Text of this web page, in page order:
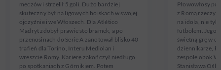
meczów i strzelił 5 goli. Dużo bardziej
skuteczny był na ligowych boiskach w swojej
ojczyźnie i we Włoszech. Dla Atlético
Madryt zdobył prawie sto bramek, a po
przenosinach do Serie A zanotował blisko 40
trafień dla Torino, Interu Mediolan i
wreszcie Romy. Karierę zakończył niedługo
po spotkaniach z Górnikiem. Potem
Płowowłosy
z Romą
na idola, nie
futbolem. Jego
świetną grę w
dziennikarze,
zespole obok
Stanisława